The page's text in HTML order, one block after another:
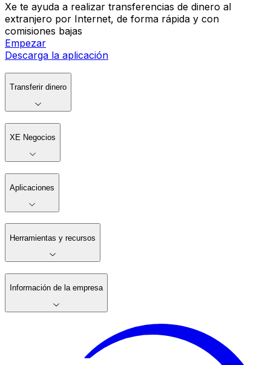
Xe te ayuda a realizar transferencias de dinero al
extranjero por Internet, de forma rápida y con
comisiones bajas
Empezar
Descarga la aplicación
Transferir dinero
XE Negocios
Aplicaciones
Herramientas y recursos
Información de la empresa